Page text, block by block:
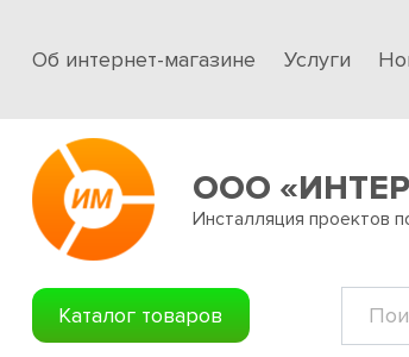
Об интернет-магазине Услуги
ООО
Инсталляция проектов
Каталог товаров